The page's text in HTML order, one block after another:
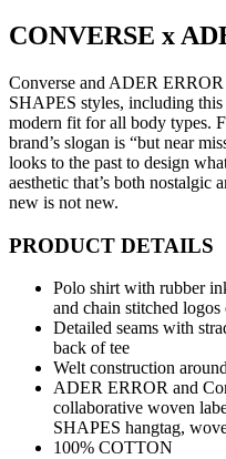
CONVERSE x
Converse and ADER
SHAPES styles, including
modern fit for all body types.
brand’s slogan is “but near
looks to the past to design
aesthetic that’s both
new is not new.
PRODUCT DETAILS
Polo shirt with rubber
and chain stitched logos
Detailed seams with
back of tee
Welt construction
ADER ERROR and
collaborative woven
SHAPES hangtag,
100% COTTON